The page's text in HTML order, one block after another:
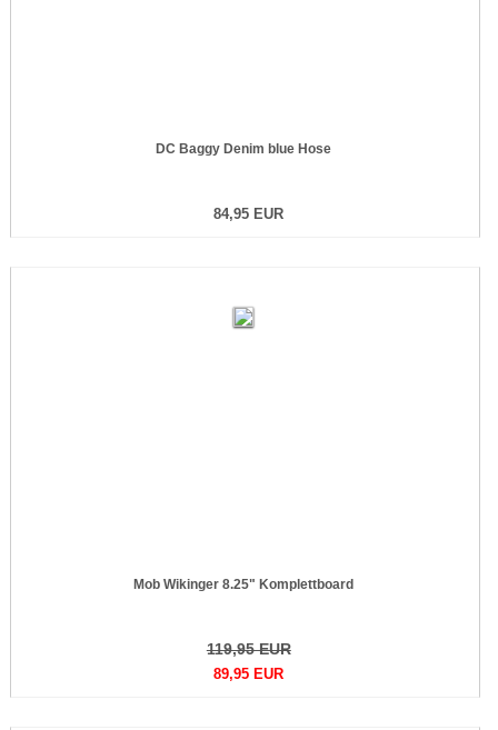
DC Baggy Denim blue Hose
84,95 EUR
Mob Wikinger 8.25" Komplettboard
119,95 EUR
89,95 EUR